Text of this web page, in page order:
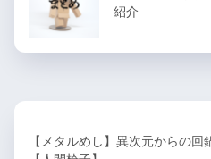
紹介
【メタルめし】異次元からの回